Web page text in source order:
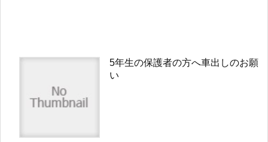
5年生の保護者の方へ車出しのお願
い